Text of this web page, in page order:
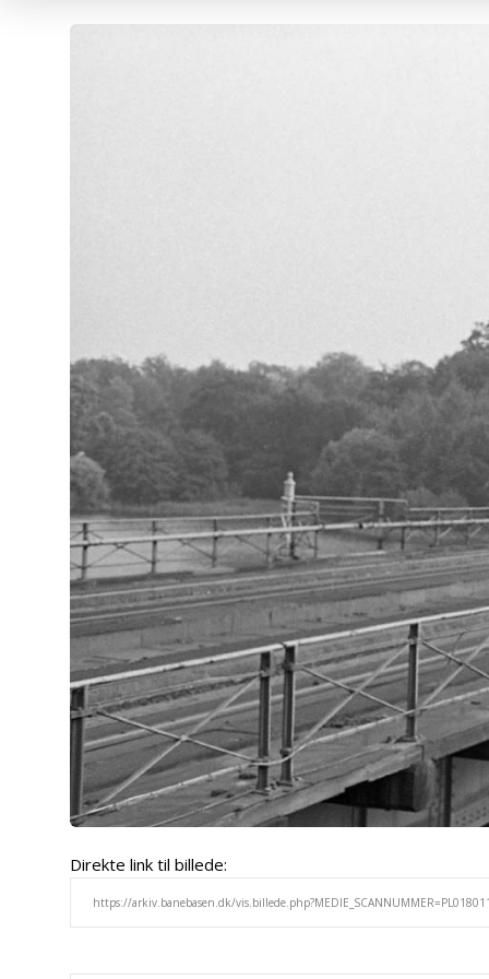
Direkte link til billede: